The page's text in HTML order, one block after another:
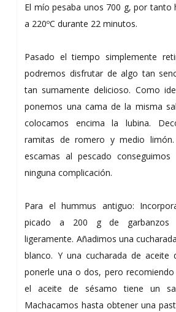
El mío pesaba unos 700 g, por tanto
a 220ºC durante 22 minutos.
Pasado el tiempo simplemente
podremos disfrutar de algo tan
tan sumamente delicioso. Como
ponemos una cama de la misma
colocamos encima la lubina.
ramitas de romero y medio
escamas al pescado
ninguna complicación.
Para el hummus antiguo:
picado a 200 g de garbanzos
ligeramente. Añadimos una
blanco. Y una cucharada de aceite
ponerle una o dos, pero
el aceite de sésamo tiene un
Machacamos hasta obtener una